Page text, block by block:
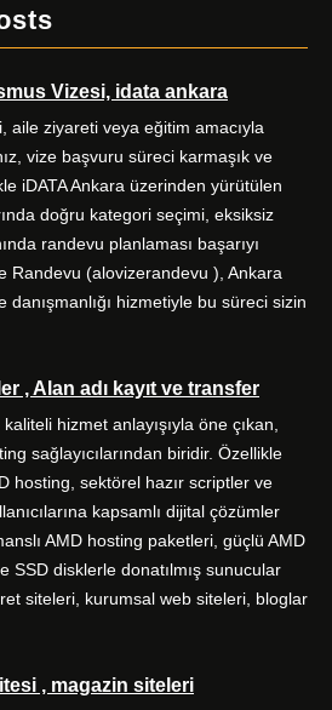
Vizesi, idata ankara
aile ziyareti veya eğitim amacıyla
vize başvuru süreci karmaşık ve
iDATA Ankara üzerinden yürütülen
doğru kategori seçimi, eksiksiz
randevu planlaması başarıyı
Randevu (alovizerandevu ), Ankara
hizmetiyle bu süreci sizin
, Alan adı kayıt ve transfer
hizmet anlayışıyla öne çıkan,
sağlayıcılarından biridir. Özellikle
hosting, sektörel hazır scriptler ve
kapsamlı dijital çözümler
AMD hosting paketleri, güçlü AMD
SSD disklerle donatılmış sunucular
siteleri, kurumsal web siteleri, bloglar
, magazin siteleri